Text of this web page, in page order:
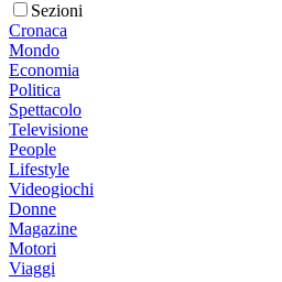
Sezioni
Cronaca
Mondo
Economia
Politica
Spettacolo
Televisione
People
Lifestyle
Videogiochi
Donne
Magazine
Motori
Viaggi